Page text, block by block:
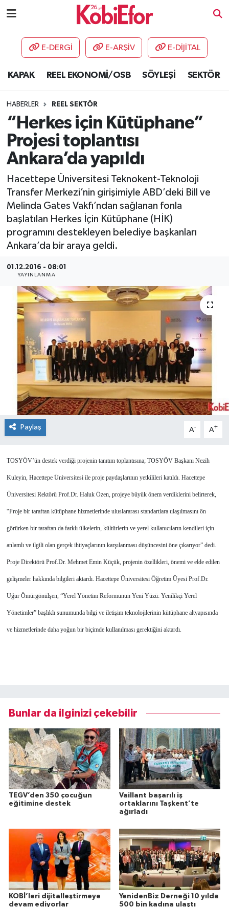
E-DERGİ E-ARŞİV E-DİJİTAL
KAPAK REEL EKONOMİ/OSB SÖYLEŞİ SEKTÖR
HABERLER REEL SEKTÖR
“Herkes için Kütüphane”
Projesi toplantısı
Ankara’da yapıldı
Hacettepe Üniversitesi Teknokent-Teknoloji
Transfer Merkezi’nin girişimiyle ABD’deki Bill ve
Melinda Gates Vakfı’ndan sağlanan fonla
başlatılan Herkes İçin Kütüphane (HİK)
programını destekleyen belediye başkanları
Ankara’da bir araya geldi.
01.12.2016 - 08:01
YAYINLANMA
Paylaş A- A+
TOSYÖV’ün destek verdiği projenin tanıtım toplantısına; TOSYÖV Başkanı Nezih
Kuleyin, Hacettepe Üniversitesi ile proje paydaşlarının yetkilileri katıldı. Hacettepe
Üniversitesi Rektörü Prof.Dr. Haluk Özen, projeye büyük önem verdiklerini belirterek,
“Proje bir taraftan kütüphane hizmetlerinde uluslararası standartlara ulaşılmasını ön
görürken bir taraftan da farklı ülkelerin, kültürlerin ve yerel kullanıcıların kendileri için
anlamlı ve ilgili olan gerçek ihtiyaçlarının karşılanması düşüncesini öne çıkarıyor” dedi.
Proje Direktörü Prof.Dr. Mehmet Emin Küçük, projenin özellikleri, önemi ve elde edilen
gelişmeler hakkında bilgileri aktardı. Hacettepe Üniversitesi Öğretim Üyesi Prof.Dr.
Uğur Ömürgönülşen, “Yerel Yönetim Reformunun Yeni Yüzü: Yenilikçi Yerel
Yönetimler” başlıklı sunumunda bilgi ve iletişim teknolojilerinin kütüphane altyapısında
ve hizmetlerinde daha yoğun bir biçimde kullanılması gerektiğini aktardı.
Bunlar da ilginizi çekebilir
TEGV’den 350 çocuğun
eğitimine destek
Vaillant başarılı iş
ortaklarını Taşkent’te
ağırladı
KOBİ’leri dijitalleştirmeye
devam ediyorlar
YenidenBiz Derneği 10 yılda
500 bin kadına ulaştı
AKADEMİ
DESTEK-TEŞVİK
ETKİNLİK
GÜNCEL
KAPAK
OSB
SEKTÖR
ŞİRKET PANO
SÖYLEŞİ
ÜLKE
YAŞAM